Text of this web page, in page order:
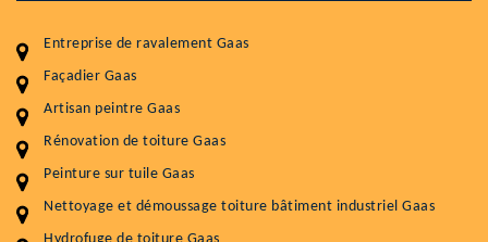
Entreprise de ravalement Gaas
Façadier Gaas
Artisan peintre Gaas
Rénovation de toiture Gaas
Peinture sur tuile Gaas
Nettoyage et démoussage toiture bâtiment industriel Gaas
Entretenir votre toiture, c'est préserver sa
durabilité
Plus de 15 ans d'expérience en couverture et facade
Service